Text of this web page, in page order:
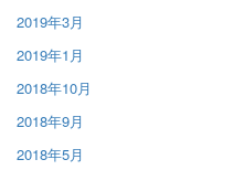
2019年3月
2019年1月
2018年10月
2018年9月
2018年5月